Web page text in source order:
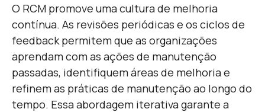
O RCM promove uma cultura de melhoria
contínua. As revisões periódicas e os ciclos de
feedback permitem que as organizações
aprendam com as ações de manutenção
passadas, identifiquem áreas de melhoria e
refinem as práticas de manutenção ao longo do
tempo. Essa abordagem iterativa garante a